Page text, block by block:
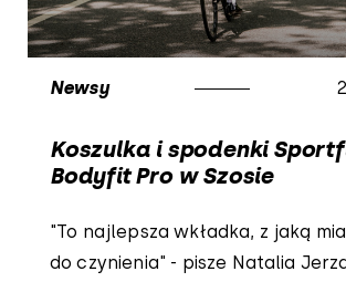
Newsy
Koszulka i spodenki
Bodyfit Pro w Szosie
"To najlepsza wkładka, z jaką
do czynienia" - pisze Natalia